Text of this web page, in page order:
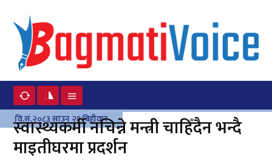
वि.सं.२०८३ साउन २१ बिहीवार
स्वास्थ्यकर्मी नचिन्ने मन्त्री चाहिँदैन भन्दै
माइतीघरमा प्रदर्शन